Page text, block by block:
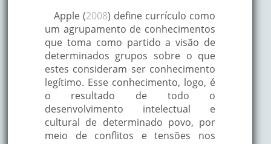
Apple (2008) define currículo como
um agrupamento de conhecimentos
que toma como partido a visão de
determinados grupos sobre o que
estes consideram ser conhecimento
legítimo. Esse conhecimento, logo, é
o resultado de todo o
desenvolvimento intelectual e
cultural de determinado povo, por
meio de conflitos e tensões nos